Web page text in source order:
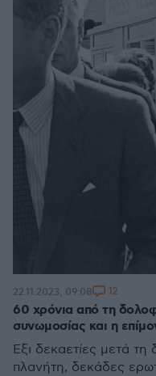
60 χρόνια από τη
συνωμοσίας και η
Έξι δεκαετίες μετά
πλανήτη, δεκάδες
22.11.2023, 09:08 12